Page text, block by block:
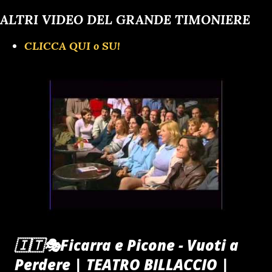
ALTRI VIDEO DEL GRANDE TIMONIERE
CLICCA QUI o SU!
🇮🇹🎭Ficarra e Picone - Vuoti a
Perdere | TEATRO BILLACCIO |